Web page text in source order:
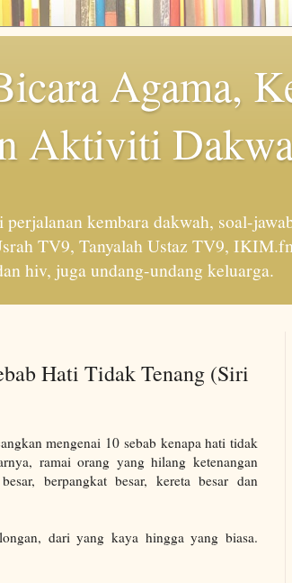
Agama,
Aktiviti
kembara dakwah, soal-
TV9, Tanyalah Ustaz TV9,
hiv, juga undang-undang keluarga.
Hati Tidak Tenang (Siri
mengenai 10 sebab kenapa hati tidak
ramai orang yang hilang ketenangan
berpangkat besar, kereta besar dan
dari yang kaya hingga yang biasa.